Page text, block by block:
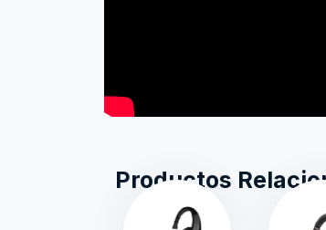
Productos